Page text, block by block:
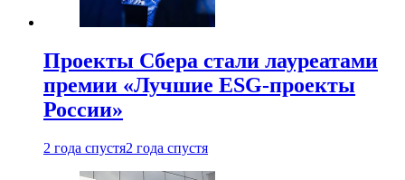
Проекты Сбера стали лауреатами
премии «Лучшие ESG-проекты
России»
2 года спустя2 года спустя